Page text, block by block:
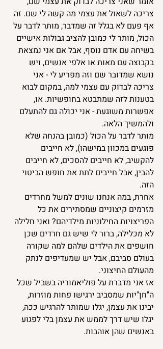
צריכה לשאול את עצמי מה קשה לי שם. זה
אף פעם לא בגלל זה שמדבר, מותר לדבר על
הכול, מותר לי כמובן להציב גבולות אישיים
בשיחה עם אדם נוסף, אבל אם אני נמצאת
בקבוצה עם מאות או אלפי אנשים, ויש
נושא שמדובר שם וזה מפריע לי - אני
צריכה לבדוק עם עצמי למה, במקום לבוא
בטענות לזה שמתבטא בחופשיות. או,
אפשרות משוגעת - אני יכולה גם להתעלם
ולהמשיך הלאה.
מותר לדבר על הכול (כמובן בהנחה שלא
פוגעים במכוון במישהו), לא חייבים
להקשיב, לא חייבים להסכים, לא חייבים
להבין, אבל חייבים לתת את חופש הביטוי
הזה.
אחרת, במה אנחנו שונים למשל מחרדים
מזרמים קיצוניים שמסתירים את כל
הפריצויות החילוניות מילדיהם? ואני חלילה
לא מכלילה, ברור לי שיש גם חרדים שכן
חושפים את הילדים שלהם למה שקורה
בעולם סביבם, אבל יש שמעדיפים לנתק
מהעולם החיצוני.
אז אני מדברת על פוליאמוריה בשביל שכל
ה"חן"יות שמסביב ירגישו פחות מוזרות,
יבינו את עצמן, יגלו שמותר להרגיש ככה,
יגלו שיש דרך לממש את עצמן בלי לפגוע
באנשים שהן אוהבות.